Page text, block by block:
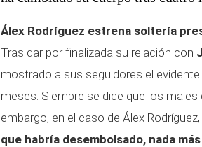
Álex Rodríguez estrena soltería
Tras dar por finalizada su relación con
mostrado a sus seguidores el
meses. Siempre se dice que los
embargo, en el caso de Álex
que habría desembolsado, nada